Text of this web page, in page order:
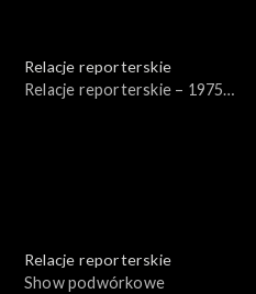
Relacje reporterskie
Relacje reporterskie – 1975-
Relacje reporterskie
Show podwórkowe